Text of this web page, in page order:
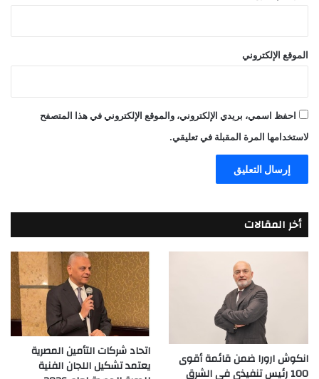
الموقع الإلكتروني
احفظ اسمي، بريدي الإلكتروني، والموقع الإلكتروني في هذا المتصفح
لاستخدامها المرة المقبلة في تعليقي.
أخر المقالات
انكوش ارورا ضمن قائمة أقوى
100 رئيس تنفيذي في الشرق
اتحاد شركات التأمين المصرية
يعتمد تشكيل اللجان الفنية